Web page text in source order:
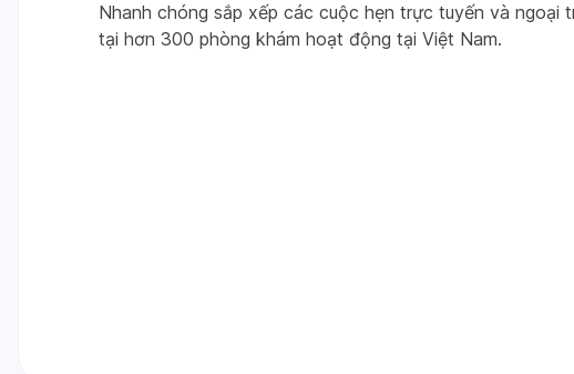
Nhanh chóng sắp xếp các cuộc hẹn trực tuyến và ngoại
tại hơn 300 phòng khám hoạt động tại Việt Nam.